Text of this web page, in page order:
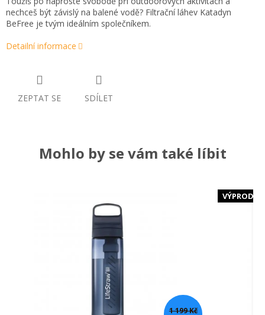
nechceš být závislý na balené vodě? Filtrační láhev Katadyn
BeFree je tvým ideálním společníkem.
Detailní informace
ZEPTAT SE SDÍLET
Mohlo by se vám také líbit
1 199 Kč
VÝPRODEJ